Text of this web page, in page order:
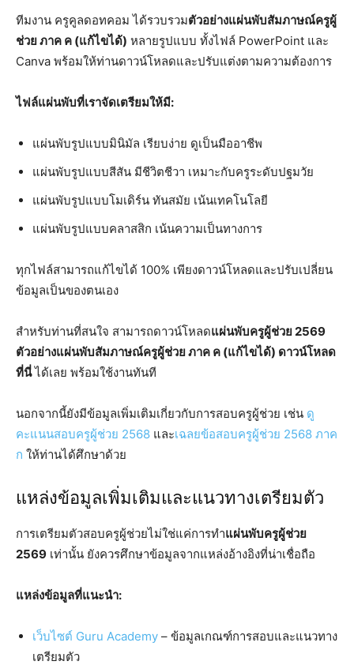
ทีมงาน ครูคูลดอทคอม ได้รวบรวมตัวอย่างแผ่นพับสัมภาษณ์ครูผู้
ช่วย ภาค ค (แก้ไขได้) หลายรูปแบบ ทั้งไฟล์ PowerPoint และ
Canva พร้อมให้ท่านดาวน์โหลดและปรับแต่งตามความต้องการ
ไฟล์แผ่นพับที่เราจัดเตรียมให้มี:
แผ่นพับรูปแบบมินิมัล เรียบง่าย ดูเป็นมืออาชีพ
แผ่นพับรูปแบบสีสัน มีชีวิตชีวา เหมาะกับครูระดับปฐมวัย
แผ่นพับรูปแบบโมเดิร์น ทันสมัย เน้นเทคโนโลยี
แผ่นพับรูปแบบคลาสสิก เน้นความเป็นทางการ
ทุกไฟล์สามารถแก้ไขได้ 100% เพียงดาวน์โหลดและปรับเปลี่ยน
ข้อมูลเป็นของตนเอง
สำหรับท่านที่สนใจ สามารถดาวน์โหลดแผ่นพับครูผู้ช่วย 2569
ตัวอย่างแผ่นพับสัมภาษณ์ครูผู้ช่วย ภาค ค (แก้ไขได้) ดาวน์โหลด
ที่นี่ได้เลย พร้อมใช้งานทันที
นอกจากนี้ยังมีข้อมูลเพิ่มเติมเกี่ยวกับการสอบครูผู้ช่วย เช่น ดู
คะแนนสอบครูผู้ช่วย 2568 และเฉลยข้อสอบครูผู้ช่วย 2568 ภาค
ก ให้ท่านได้ศึกษาด้วย
แหล่งข้อมูลเพิ่มเติมและแนวทางเตรียมตัว
การเตรียมตัวสอบครูผู้ช่วยไม่ใช่แค่การทำแผ่นพับครูผู้ช่วย
2569 เท่านั้น ยังควรศึกษาข้อมูลจากแหล่งอ้างอิงที่น่าเชื่อถือ
แหล่งข้อมูลที่แนะนำ:
เว็บไซต์ Guru Academy – ข้อมูลเกณฑ์การสอบและแนวทาง
เตรียมตัว